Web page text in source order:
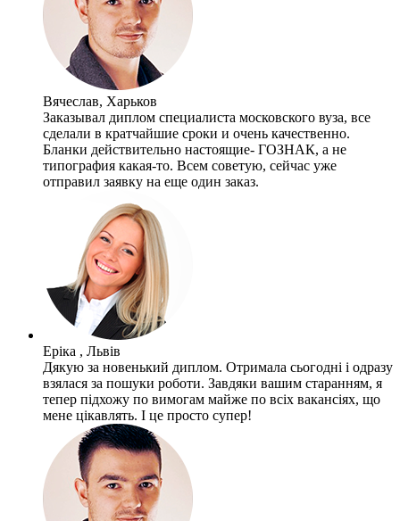
Вячеслав, Харьков
Заказывал диплом специалиста московского вуза, все
сделали в кратчайшие сроки и очень качественно.
Бланки действительно настоящие- ГОЗНАК, а не
типография какая-то. Всем советую, сейчас уже
отправил заявку на еще один заказ.
Еріка , Львів
Дякую за новенький диплом. Отримала сьогодні і одразу
взялася за пошуки роботи. Завдяки вашим старанням, я
тепер підхожу по вимогам майже по всіх вакансіях, що
мене цікавлять. І це просто супер!